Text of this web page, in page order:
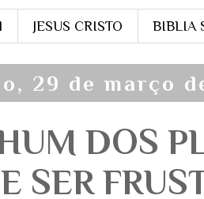
JESUS CRISTO BIBLIA
29 de março
DOS
SER